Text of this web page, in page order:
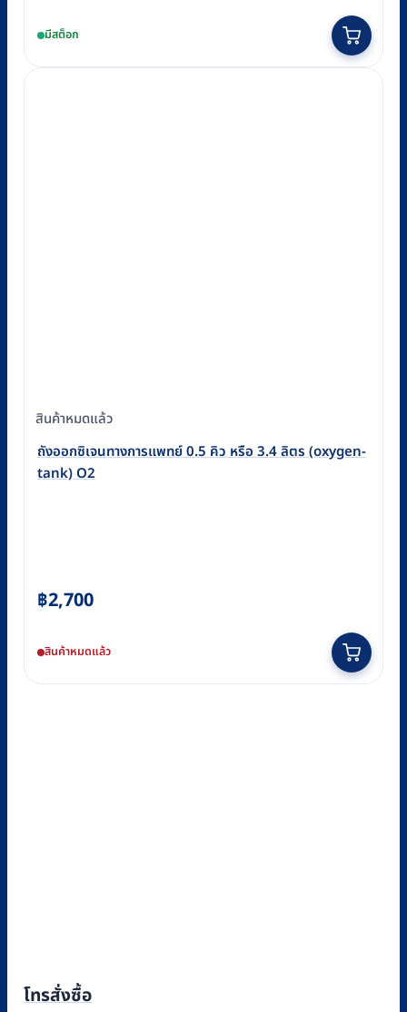
was:
is:มีสต็อก
สินค้าหมดแล้ว
ถังออกซิเจนทางการแพทย์ 0.5 คิว หรือ 3.4 ลิตร (oxygen-
tank) O2
฿2,700
สินค้าหมดแล้ว
โทรสั่งซื้อ